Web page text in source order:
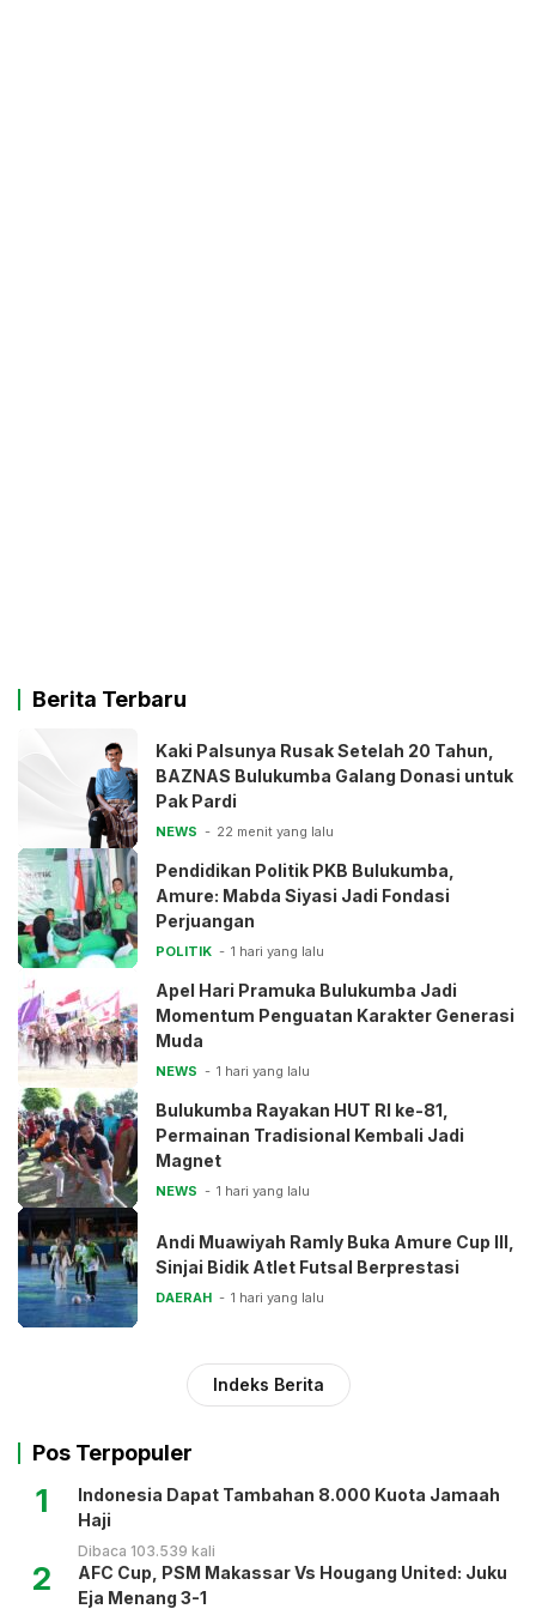
Berita Terbaru
Kaki Palsunya Rusak Setelah 20 Tahun,
BAZNAS Bulukumba Galang Donasi untuk
Pak Pardi
NEWS 22 menit yang lalu
Pendidikan Politik PKB Bulukumba,
Amure: Mabda Siyasi Jadi Fondasi
Perjuangan
POLITIK 1 hari yang lalu
Apel Hari Pramuka Bulukumba Jadi
Momentum Penguatan Karakter Generasi
Muda
NEWS 1 hari yang lalu
Bulukumba Rayakan HUT RI ke-81,
Permainan Tradisional Kembali Jadi
Magnet
NEWS 1 hari yang lalu
Andi Muawiyah Ramly Buka Amure Cup III,
Sinjai Bidik Atlet Futsal Berprestasi
DAERAH 1 hari yang lalu
Indeks Berita
Pos Terpopuler
1
Indonesia Dapat Tambahan 8.000 Kuota Jamaah
Haji
Dibaca 103.539 kali
2
AFC Cup, PSM Makassar Vs Hougang United: Juku
Eja Menang 3-1